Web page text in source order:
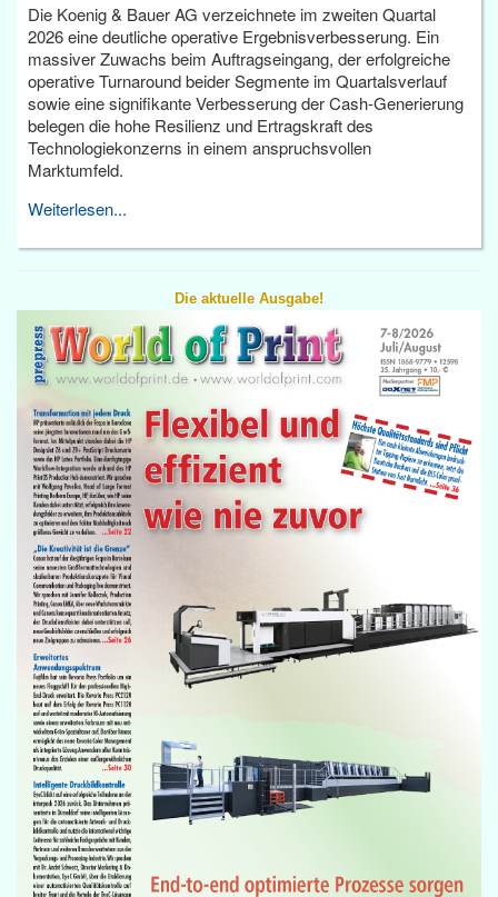
Die Koenig & Bauer AG verzeichnete im zweiten Quartal
2026 eine deutliche operative Ergebnisverbesserung. Ein
massiver Zuwachs beim Auftragseingang, der erfolgreiche
operative Turnaround beider Segmente im Quartalsverlauf
sowie eine signifikante Verbesserung der Cash-Generierung
belegen die hohe Resilienz und Ertragskraft des
Technologiekonzerns in einem anspruchsvollen
Marktumfeld.
Weiterlesen...
Die aktuelle Ausgabe!